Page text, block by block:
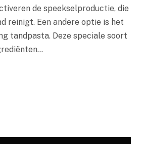
de speekselproductie, die
reinigt. Een andere optie is het
tandpasta. Deze speciale soort